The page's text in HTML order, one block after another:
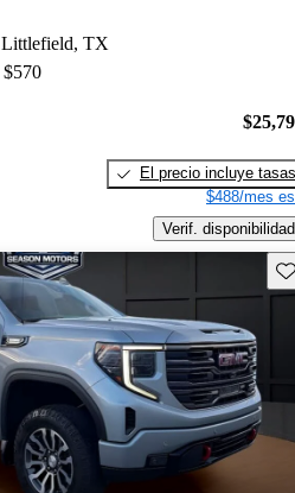
Littlefield, TX
El precio incluye tasas
$488/mes
Verif. disponibilidad